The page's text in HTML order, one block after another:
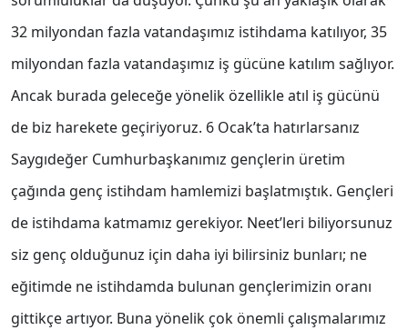
32 milyondan fazla vatandaşımız istihdama katılıyor, 35
milyondan fazla vatandaşımız iş gücüne katılım sağlıyor.
Ancak burada geleceğe yönelik özellikle atıl iş gücünü
de biz harekete geçiriyoruz. 6 Ocak’ta hatırlarsanız
Saygıdeğer Cumhurbaşkanımız gençlerin üretim
çağında genç istihdam hamlemizi başlatmıştık. Gençleri
de istihdama katmamız gerekiyor. Neet’leri biliyorsunuz
siz genç olduğunuz için daha iyi bilirsiniz bunları; ne
eğitimde ne istihdamda bulunan gençlerimizin oranı
gittikçe artıyor. Buna yönelik çok önemli çalışmalarımız